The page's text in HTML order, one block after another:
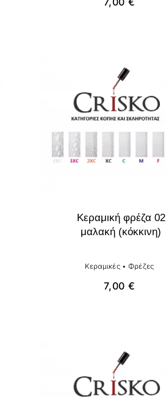
Κεραμική φρέζα 02
μαλακή (κόκκινη)
Κεραμικές• Φρέζες
7,00€